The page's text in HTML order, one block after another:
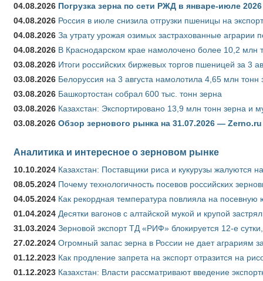
04.08.2026 Погрузка зерна по сети РЖД в январе-июле
04.08.2026 Россия в июле снизила отгрузки пшеницы на
04.08.2026 За утрату урожая озимых застрахованные аграрии
04.08.2026 В Краснодарском крае намолочено более 10,2 млн
03.08.2026 Итоги российских биржевых торгов пшеницей за 3
03.08.2026 Белоруссия на 3 августа намолотила 4,65 млн тонн
03.08.2026 Башкортостан собрал 600 тыс. тонн зерна
03.08.2026 Казахстан: Экспортировано 13,9 млн тонн зерна и
03.08.2026 Обзор зернового рынка на 31.07.2026 — Zerno.ru
Аналитика и интересное о зерновом рынке
10.10.2024 Казахстан: Поставщики риса и кукурузы жалуются
08.05.2024 Почему технологичность посевов российских
04.05.2024 Как рекордная температура повлияла на
01.04.2024 Десятки вагонов с алтайской мукой и крупой
31.03.2024 Зерновой экспорт ТД «РИФ» блокируется 12-е
27.02.2024 Огромный запас зерна в России не дает аграриям
01.12.2023 Как продление запрета на экспорт отразится на
01.12.2023 Казахстан: Власти рассматривают введение